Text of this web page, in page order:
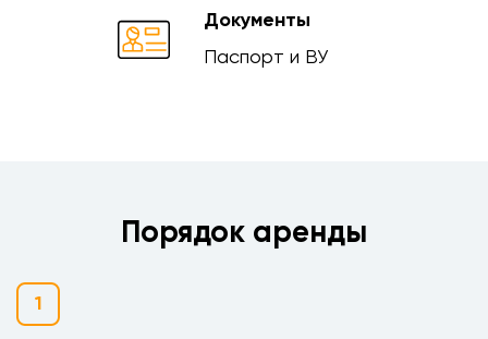
Документы
Паспорт и ВУ
Порядок аренды
1